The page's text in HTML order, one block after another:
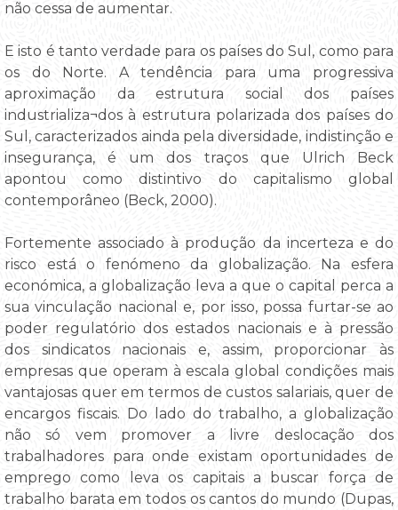
não cessa de aumentar.
E isto é tanto verdade para os países do Sul, como para
os do Norte. A tendência para uma progressiva
aproximação da estrutura social dos países
industrializa¬dos à estrutura polarizada dos países do
Sul, caracterizados ainda pela diversidade, indistinção e
insegurança, é um dos traços que Ulrich Beck
apontou como distintivo do capitalismo global
contemporâneo (Beck, 2000).
Fortemente associado à produção da incerteza e do
risco está o fenómeno da globalização. Na esfera
económica, a globalização leva a que o capital perca a
sua vinculação nacional e, por isso, possa furtar-se ao
poder regulatório dos estados nacionais e à pressão
dos sindicatos nacionais e, assim, proporcionar às
empresas que operam à escala global condições mais
vantajosas quer em termos de custos salariais, quer de
encargos fiscais. Do lado do trabalho, a globalização
não só vem promover a livre deslocação dos
trabalhadores para onde existam oportunidades de
emprego como leva os capitais a buscar força de
trabalho barata em todos os cantos do mundo (Dupas,